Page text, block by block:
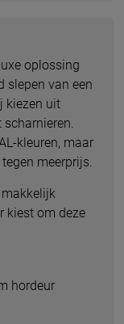
oplossing
slepen van een
kiezen uit
scharnieren.
kleuren, maar
meerprijs.
makkelijk
kiest om deze
hordeur